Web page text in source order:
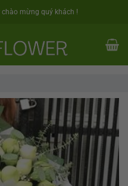
mừng quý khách !